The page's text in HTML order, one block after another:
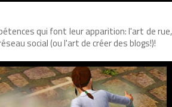
qui font leur apparition: l'art de rue,
social (ou l'art de créer des blogs!)!